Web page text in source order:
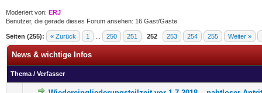
Moderiert von: ERJ
Benutzer, die gerade dieses Forum ansehen: 16 Gast/Gäste
Seiten (255): « Zurück 1 250 251 252 253 254 255 Weiter »
News & wichtige Infos
Thema / Verfasser